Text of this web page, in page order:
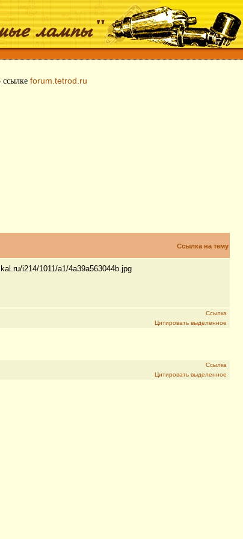
forum.tetrod.ru
Ссылка на тему
i214/1011/a1/4a39a563044b.jpg
Ссылка
Цитировать выделенное
Ссылка
Цитировать выделенное